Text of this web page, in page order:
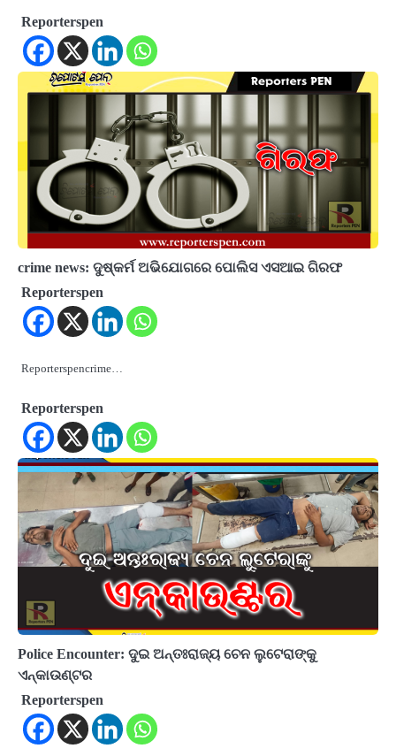
Reporterspen
crime news: ଦୁଷ୍କର୍ମ ଅଭିଯୋଗରେ ପୋଲିସ ଏସଆଇ ଗିରଫ
Reporterspen
Reporterspencrime…
Reporterspen
Police Encounter: ଦୁଇ ଅନ୍ତଃରାଜ୍ୟ ଚେନ ଲୁଟେରାଙ୍କୁ
ଏନ୍‌କାଉଣ୍ଟର
Reporterspen